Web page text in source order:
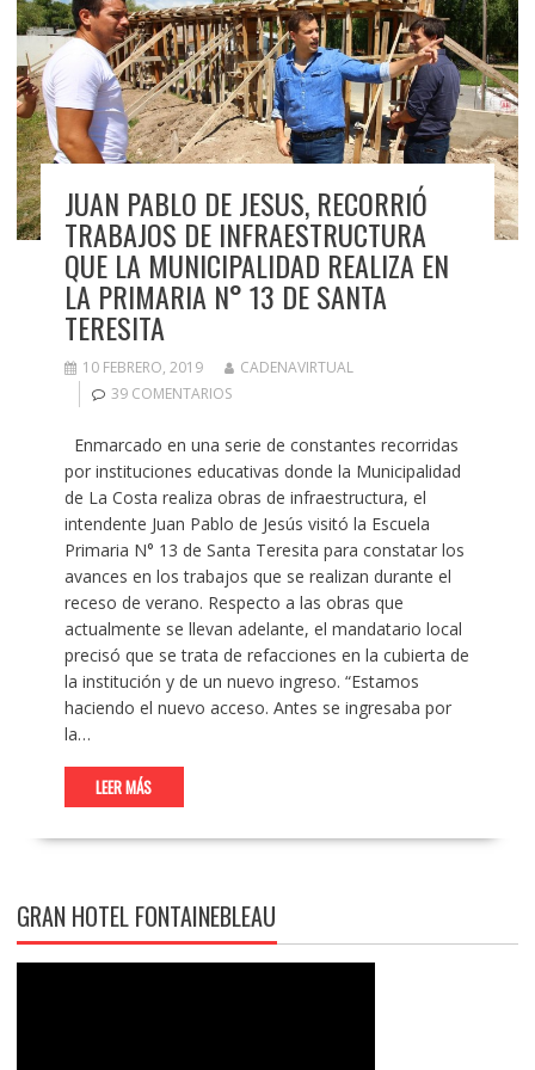
JUAN PABLO DE JESUS, RECORRIÓ
TRABAJOS DE INFRAESTRUCTURA
QUE LA MUNICIPALIDAD REALIZA EN
LA PRIMARIA N° 13 DE SANTA
TERESITA
10 FEBRERO, 2019
CADENAVIRTUAL
39 COMENTARIOS
Enmarcado en una serie de constantes recorridas
por instituciones educativas donde la Municipalidad
de La Costa realiza obras de infraestructura, el
intendente Juan Pablo de Jesús visitó la Escuela
Primaria N° 13 de Santa Teresita para constatar los
avances en los trabajos que se realizan durante el
receso de verano. Respecto a las obras que
actualmente se llevan adelante, el mandatario local
precisó que se trata de refacciones en la cubierta de
la institución y de un nuevo ingreso. “Estamos
haciendo el nuevo acceso. Antes se ingresaba por
la…
LEER MÁS
GRAN HOTEL FONTAINEBLEAU